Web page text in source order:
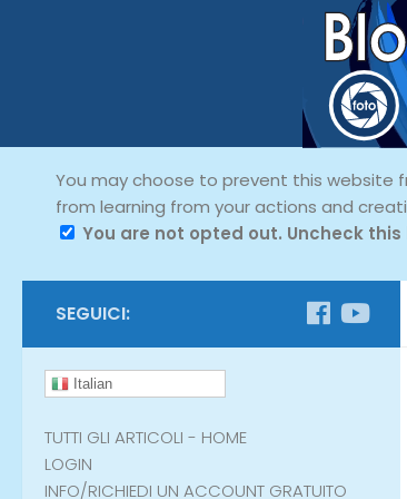
You may choose to prevent this website
from learning from your actions and
You are not opted out. Uncheck
SEGUICI:
Italian
TUTTI GLI ARTICOLI - HOME
LOGIN
INFO/RICHIEDI UN ACCOUNT GRATUITO